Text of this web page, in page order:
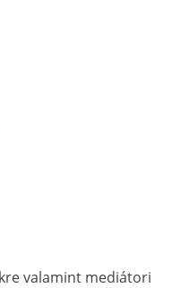
valamint mediátori